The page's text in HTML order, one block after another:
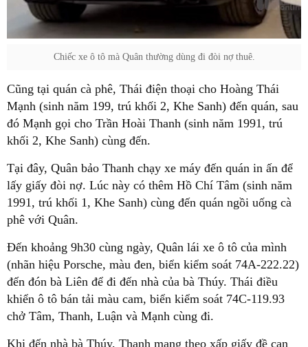
Chiếc xe ô tô mà Quân thường dùng đi đòi nợ thuê.
Cũng tại quán cà phê, Thái điện thoại cho Hoàng Thái
Mạnh (sinh năm 199, trú khối 2, Khe Sanh) đến quán, sau
đó Mạnh gọi cho Trần Hoài Thanh (sinh năm 1991, trú
khối 2, Khe Sanh) cùng đến.
Tại đây, Quân bảo Thanh chạy xe máy đến quán in ấn để
lấy giấy đòi nợ. Lúc này có thêm Hồ Chí Tâm (sinh năm
1991, trú khối 1, Khe Sanh) cùng đến quán ngồi uống cà
phê với Quân.
Đến khoảng 9h30 cùng ngày, Quân lái xe ô tô của mình
(nhãn hiệu Porsche, màu đen, biển kiểm soát 74A-222.22)
đến đón bà Liên để đi đến nhà của bà Thúy. Thái điều
khiển ô tô bán tải màu cam, biển kiểm soát 74C-119.93
chở Tâm, Thanh, Luận và Mạnh cùng đi.
Khi đến nhà bà Thúy, Thanh mang theo xấp giấy đề can